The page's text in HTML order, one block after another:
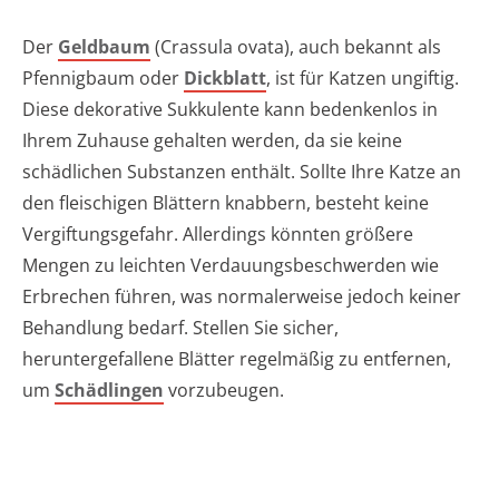
Der Geldbaum (Crassula ovata), auch bekannt als
Pfennigbaum oder Dickblatt, ist für Katzen ungiftig.
Diese dekorative Sukkulente kann bedenkenlos in
Ihrem Zuhause gehalten werden, da sie keine
schädlichen Substanzen enthält. Sollte Ihre Katze an
den fleischigen Blättern knabbern, besteht keine
Vergiftungsgefahr. Allerdings könnten größere
Mengen zu leichten Verdauungsbeschwerden wie
Erbrechen führen, was normalerweise jedoch keiner
Behandlung bedarf. Stellen Sie sicher,
heruntergefallene Blätter regelmäßig zu entfernen,
um Schädlingen vorzubeugen.